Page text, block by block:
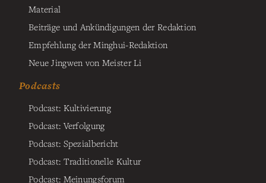
Material
Beiträge und Ankündigungen der Redaktion
Empfehlung der Minghui-Redaktion
Neue Jingwen von Meister Li
Podcasts
Podcast: Kultivierung
Podcast: Verfolgung
Podcast: Spezialbericht
Podcast: Traditionelle Kultur
Podcast: Meinungsforum